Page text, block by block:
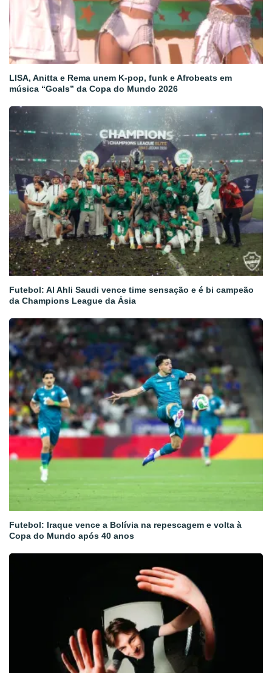
LISA, Anitta e Rema unem K-pop, funk e Afrobeats em
música “Goals” da Copa do Mundo 2026
Futebol: Al Ahli Saudi vence time sensação e é bi campeão
da Champions League da Ásia
Futebol: Iraque vence a Bolívia na repescagem e volta à
Copa do Mundo após 40 anos